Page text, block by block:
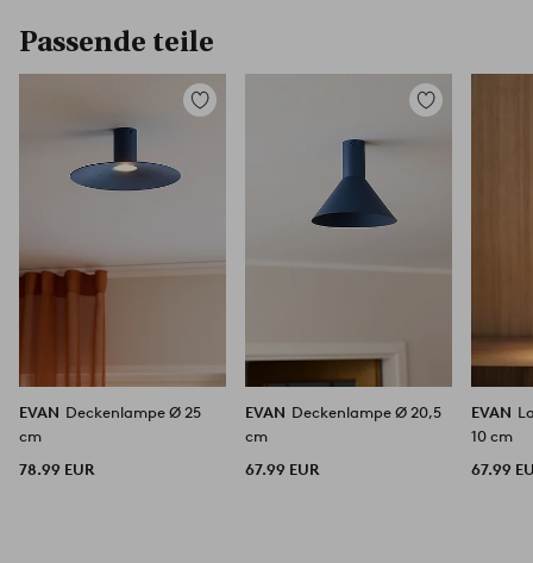
Passende teile
Zu
EVAN Deckenlampe Ø 25
cm
78.99 EUR
Zu
EVAN Deckenlampe Ø 20,5
cm
67.99 EUR
EVAN
10 cm
67.99